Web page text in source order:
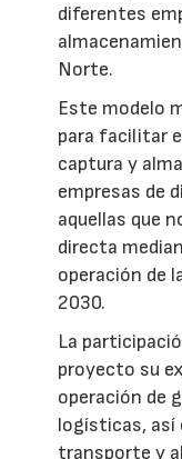
diferentes
Norte.
Este modelo
para facilitar
captura y
empresas de
aquellas que
directa
operación de
2030.
La
proyecto su
operación de
logísticas, así
transporte y